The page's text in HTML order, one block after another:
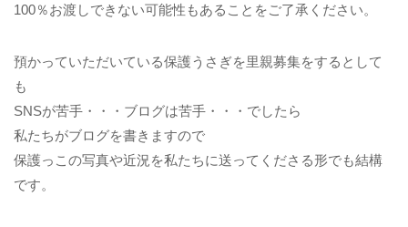
100％お渡しできない可能性もあることをご了承ください。
預かっていただいている保護うさぎを里親募集をするとして
も
SNSが苦手・・・ブログは苦手・・・でしたら
私たちがブログを書きますので
保護っこの写真や近況を私たちに送ってくださる形でも結構
です。